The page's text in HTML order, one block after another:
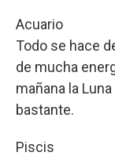
Acuario
Todo se hace
de mucha
mañana la
bastante.
Piscis